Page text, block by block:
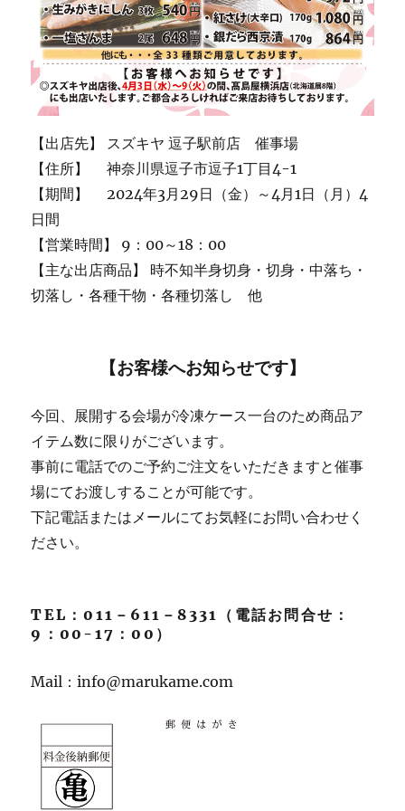
【出店先】 スズキヤ 逗子駅前店 催事場
【住所】 神奈川県逗子市逗子1丁目4-1
【期間】 2024年3月29日（金）～4月1日（月）4
日間
【営業時間】 9：00～18：00
【主な出店商品】 時不知半身切身・切身・中落ち・
切落し・各種干物・各種切落し 他
【お客様へお知らせです】
今回、展開する会場が冷凍ケース一台のため商品ア
イテム数に限りがございます。
事前に電話でのご予約ご注文をいただきますと催事
場にてお渡しすることが可能です。
下記電話またはメールにてお気軽にお問い合わせく
ださい。
TEL：011－611－8331（電話お問合せ：
9：00-17：00）
Mail：info@marukame.com